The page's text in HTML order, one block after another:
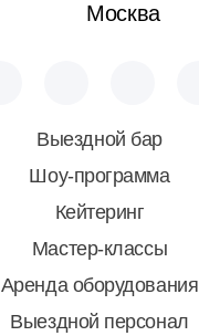
Москва
Выездной бар
Шоу-программа
Кейтеринг
Мастер-классы
Аренда оборудования
Выездной персонал